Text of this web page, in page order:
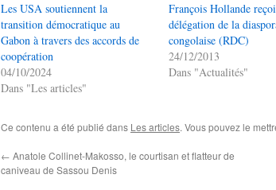
Les USA soutiennent la
transition démocratique au
Gabon à travers des accords de
coopération
04/10/2024
Dans "Les articles"
François Hollande
délégation de la
congolaise (RDC)
24/12/2013
Dans "Actualités"
Ce contenu a été publié dans Les articles. Vous pouvez le
← Anatole Collinet-Makosso, le courtisan et flatteur de
caniveau de Sassou Denis